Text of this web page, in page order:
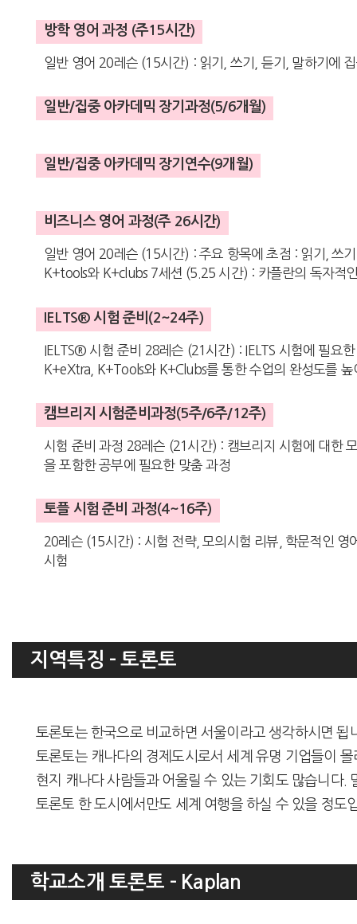
방학 영어 과정 (주15시간)
일반 영어 20레슨 (15시간) : 읽기, 쓰기, 듣기, 말하기에
일반/집중 아카데믹 장기과정(5/6개월)
일반/집중 아카데믹 장기연수(9개월)
비즈니스 영어 과정(주 26시간)
일반 영어 20레슨 (15시간) : 주요 항목에 초점 : 읽기, 쓰
K+tools와 K+clubs 7세션 (5.25 시간) : 카플란의 독자적
IELTS® 시험 준비(2~24주)
IELTS® 시험 준비 28레슨 (21시간) : IELTS 시험에 필요
K+eXtra, K+Tools와 K+Clubs를 통한 수업의 완성도를 높
캠브리지 시험준비과정(5주/6주/12주)
시험 준비 과정 28레슨 (21시간) : 캠브리지 시험에 대한
을 포함한 공부에 필요한 맞춤 과정
토플 시험 준비 과정(4~16주)
20레슨 (15시간) : 시험 전략, 모의시험 리뷰, 학문적인
시험
지역특징 - 토론토
토론토는 한국으로 비교하면 서울이라고 생각하시면
토론토는 캐나다의 경제도시로서 세계 유명 기업들이
현지 캐나다 사람들과 어울릴 수 있는 기회도 많습니다.
토론토 한 도시에서만도 세계 여행을 하실 수 있을 정도
학교소개 토론토 - Kaplan